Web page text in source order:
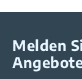
Melden